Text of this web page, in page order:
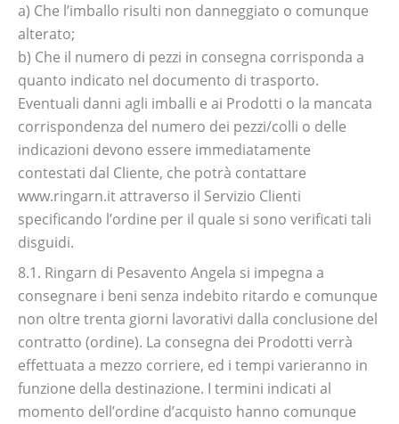
a) Che l’imballo risulti non danneggiato o comunque
alterato;
b) Che il numero di pezzi in consegna corrisponda a
quanto indicato nel documento di trasporto.
Eventuali danni agli imballi e ai Prodotti o la mancata
corrispondenza del numero dei pezzi/colli o delle
indicazioni devono essere immediatamente
contestati dal Cliente, che potrà contattare
www.ringarn.it attraverso il Servizio Clienti
specificando l’ordine per il quale si sono verificati tali
disguidi.
8.1. Ringarn di Pesavento Angela si impegna a
consegnare i beni senza indebito ritardo e comunque
non oltre trenta giorni lavorativi dalla conclusione del
contratto (ordine). La consegna dei Prodotti verrà
effettuata a mezzo corriere, ed i tempi varieranno in
funzione della destinazione. I termini indicati al
momento dell’ordine d’acquisto hanno comunque